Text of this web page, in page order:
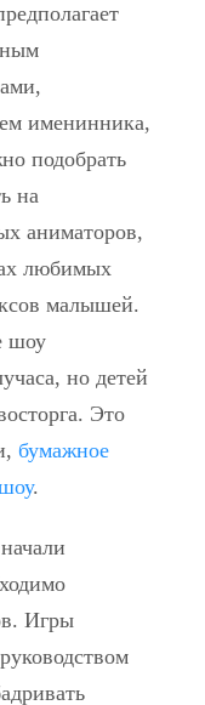
именинника,
подобрать
на
аниматоров,
любимых
малышей.
шоу
но детей
Это
бумажное
.
Игры